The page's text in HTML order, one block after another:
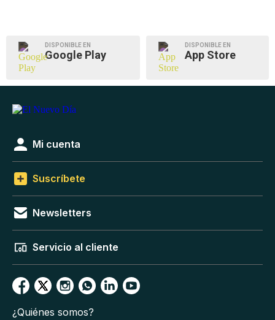
DISPONIBLE EN
Google Play
DISPONIBLE EN
App Store
Mi cuenta
Suscríbete
Newsletters
Servicio al cliente
¿Quiénes somos?